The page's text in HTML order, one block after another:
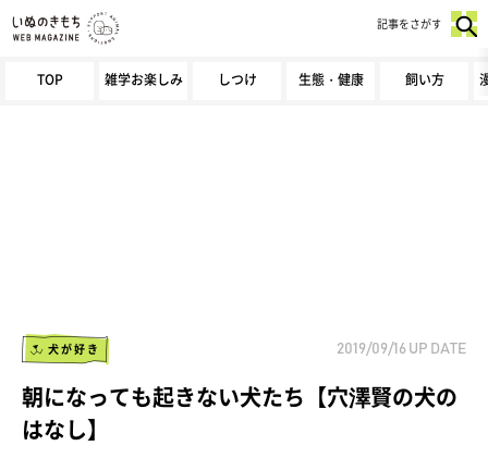
TOP 雑学お楽しみ しつけ 生態・健康 飼い方
記事をさがす
犬が好き 2019/09/16 UP DATE
朝になっても起きない犬たち【穴澤賢の犬の
はなし】